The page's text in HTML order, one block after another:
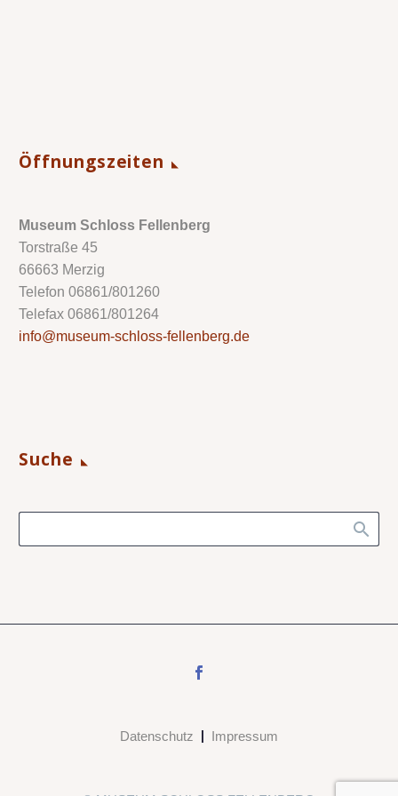
Öffnungszeiten
Museum Schloss Fellenberg
Torstraße 45
66663 Merzig
Telefon 06861/801260
Telefax 06861/801264
info@museum-schloss-fellenberg.de
Suche
Datenschutz Impressum